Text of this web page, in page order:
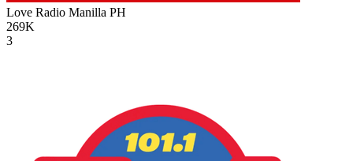
Love Radio Manilla PH
269K
3